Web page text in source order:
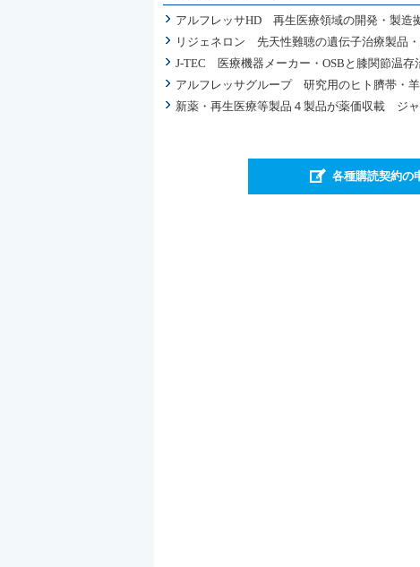
アルフレッサHD 再生医療領域の開発・製造
リジェネロン 先天性難聴の遺伝子治療製品
J-TEC 医療機器メーカー・OSBと膝関節温
アルフレッサグループ 研究用のヒト臍帯・
新薬・再生医療等製品４製品が薬価収載 ジ
各種購読契約の